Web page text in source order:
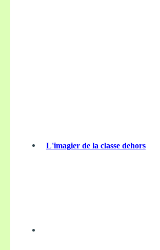
L'imagier de la classe dehors